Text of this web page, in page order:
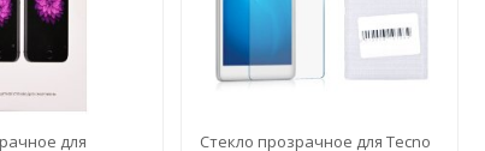
для Стекло прозрачное для Tecno